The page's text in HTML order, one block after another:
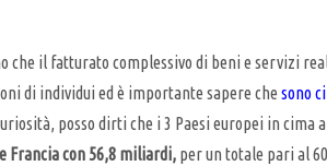
il fatturato complessivo di beni e servizi
di individui ed è importante sapere che sono
posso dirti che i 3 Paesi europei in cima
Francia con 56,8 miliardi, per un totale pari al